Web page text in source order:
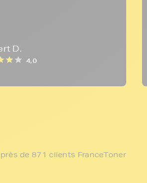
D.
4,0
de 871 clients FranceToner